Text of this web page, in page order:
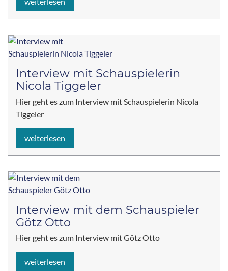
Interview mit Schauspielerin
Nicola Tiggeler
Hier geht es zum Interview mit Schauspielerin Nicola
Tiggeler
weiterlesen
Interview mit dem Schauspieler
Götz Otto
Hier geht es zum Interview mit Götz Otto
weiterlesen